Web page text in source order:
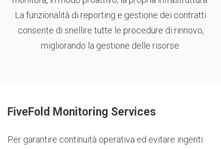
La funzionalità di reporting e gestione dei contratti
consente di snellire tutte le procedure di rinnovo,
migliorando la gestione delle risorse.
FiveFold Monitoring Services
Per garantire continuità operativa ed evitare ingenti